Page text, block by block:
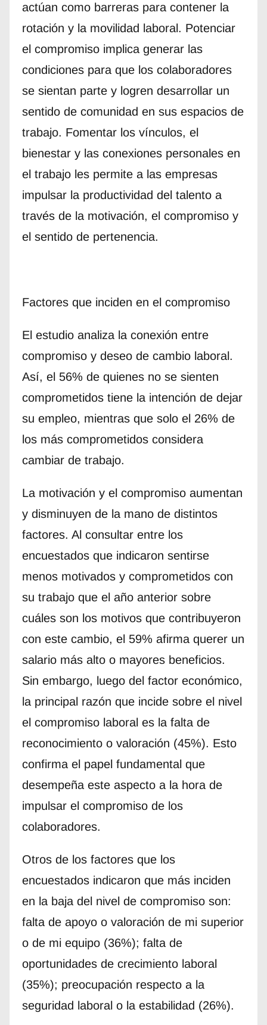
actúan como barreras para contener la
rotación y la movilidad laboral. Potenciar
el compromiso implica generar las
condiciones para que los colaboradores
se sientan parte y logren desarrollar un
sentido de comunidad en sus espacios de
trabajo. Fomentar los vínculos, el
bienestar y las conexiones personales en
el trabajo les permite a las empresas
impulsar la productividad del talento a
través de la motivación, el compromiso y
el sentido de pertenencia.
Factores que inciden en el compromiso
El estudio analiza la conexión entre
compromiso y deseo de cambio laboral.
Así, el 56% de quienes no se sienten
comprometidos tiene la intención de dejar
su empleo, mientras que solo el 26% de
los más comprometidos considera
cambiar de trabajo.
La motivación y el compromiso aumentan
y disminuyen de la mano de distintos
factores. Al consultar entre los
encuestados que indicaron sentirse
menos motivados y comprometidos con
su trabajo que el año anterior sobre
cuáles son los motivos que contribuyeron
con este cambio, el 59% afirma querer un
salario más alto o mayores beneficios.
Sin embargo, luego del factor económico,
la principal razón que incide sobre el nivel
el compromiso laboral es la falta de
reconocimiento o valoración (45%). Esto
confirma el papel fundamental que
desempeña este aspecto a la hora de
impulsar el compromiso de los
colaboradores.
Otros de los factores que los
encuestados indicaron que más inciden
en la baja del nivel de compromiso son:
falta de apoyo o valoración de mi superior
o de mi equipo (36%); falta de
oportunidades de crecimiento laboral
(35%); preocupación respecto a la
seguridad laboral o la estabilidad (26%).